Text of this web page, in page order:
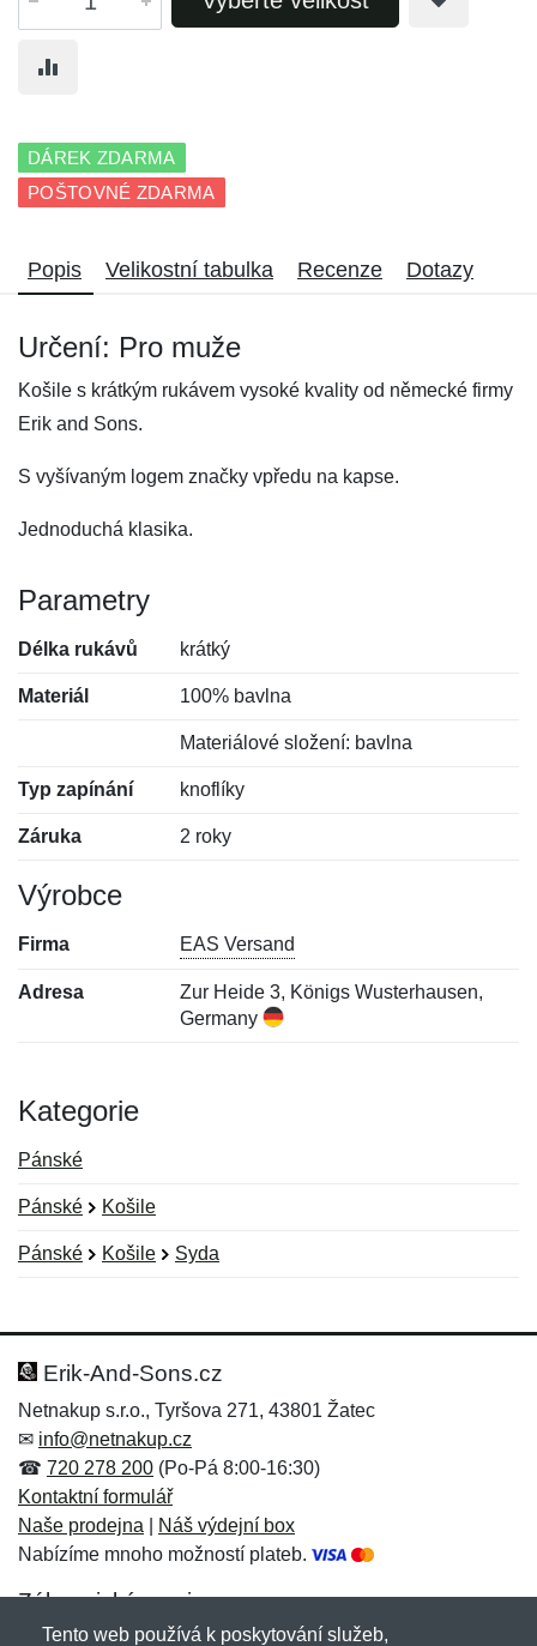
DÁREK ZDARMA
POŠTOVNÉ ZDARMA
Popis Velikostní tabulka Recenze Dotazy
Určení: Pro muže
Košile s krátkým rukávem vysoké kvality od německé firmy
Erik and Sons.
S vyšívaným logem značky vpředu na kapse.
Jednoduchá klasika.
Parametry
Délka rukávů krátký
Materiál 100% bavlna
Materiálové složení: bavlna
Typ zapínání knoflíky
Záruka 2 roky
Výrobce
Firma EAS Versand
Adresa
Zur Heide 3, Königs Wusterhausen,
Germany
Kategorie
Pánské
Pánské Košile
Pánské Košile Syda
Hodnocení:
Jméno: *
Jméno:
E-mail:*
Erik-And-Sons.cz
Netnakup s.r.o., Tyršova 271, 43801 Žatec
✉ info@netnakup.cz
☎ 720 278 200 (Po-Pá 8:00-16:30)
Kontaktní formulář
Naše prodejna
Náš výdejní box
Nabízíme mnoho možností plateb.
Zákaznický servis
Novinky emailem
Tento web používá k poskytování služeb,